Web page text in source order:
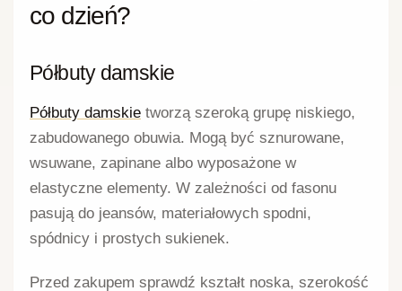
co dzień?
Półbuty damskie
Półbuty damskie tworzą szeroką grupę niskiego,
zabudowanego obuwia. Mogą być sznurowane,
wsuwane, zapinane albo wyposażone w
elastyczne elementy. W zależności od fasonu
pasują do jeansów, materiałowych spodni,
spódnicy i prostych sukienek.
Przed zakupem sprawdź kształt noska, szerokość